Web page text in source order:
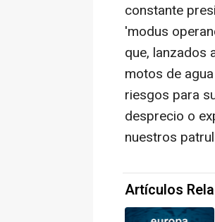
constante
'modus
que, lanzados
motos de
riesgos para
desprecio o
nuestros
Artículos